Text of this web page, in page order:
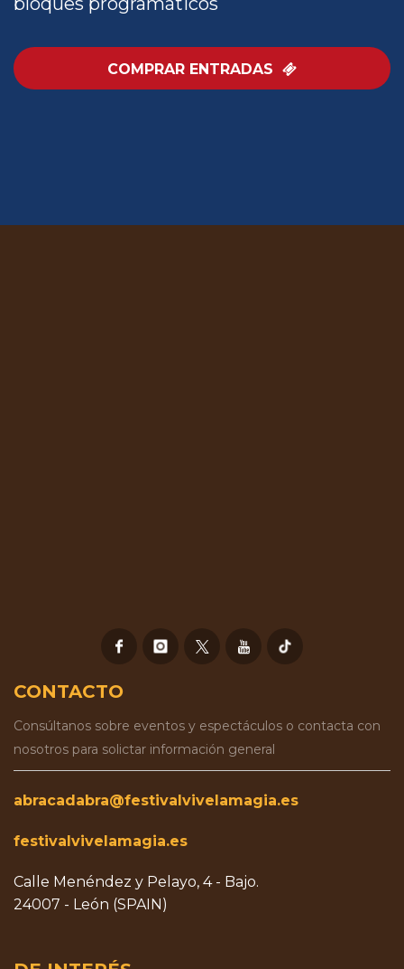
COMPRAR ENTRADAS
CONTACTO
Consúltanos sobre eventos y espectáculos o contacta con
nosotros para solictar información general
abracadabra@festivalvivelamagia.es
festivalvivelamagia.es
Calle Menéndez y Pelayo, 4 - Bajo.
24007 - León (SPAIN)